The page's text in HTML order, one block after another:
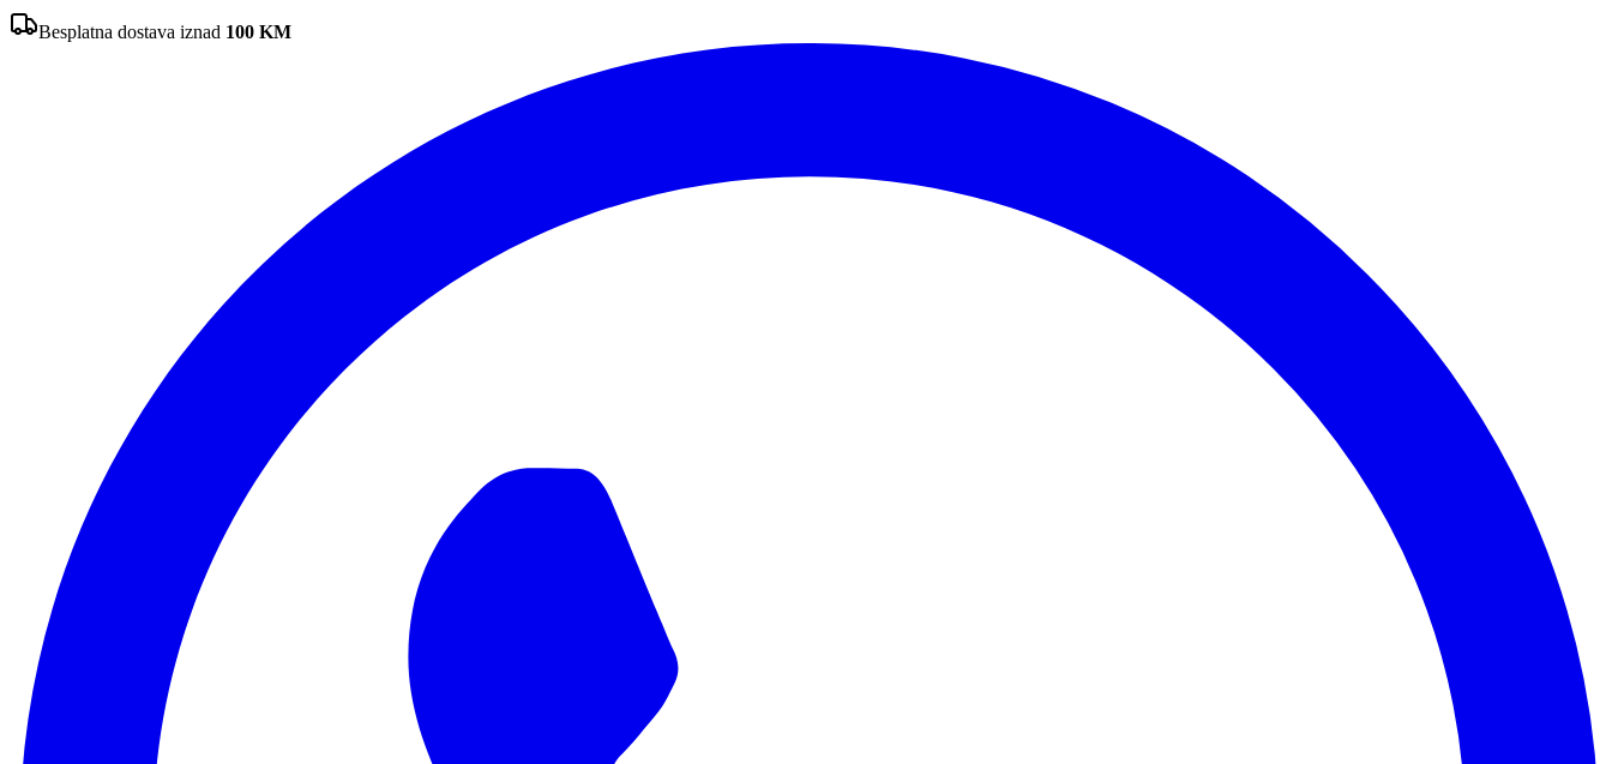
Besplatna dostava iznad 100 KM